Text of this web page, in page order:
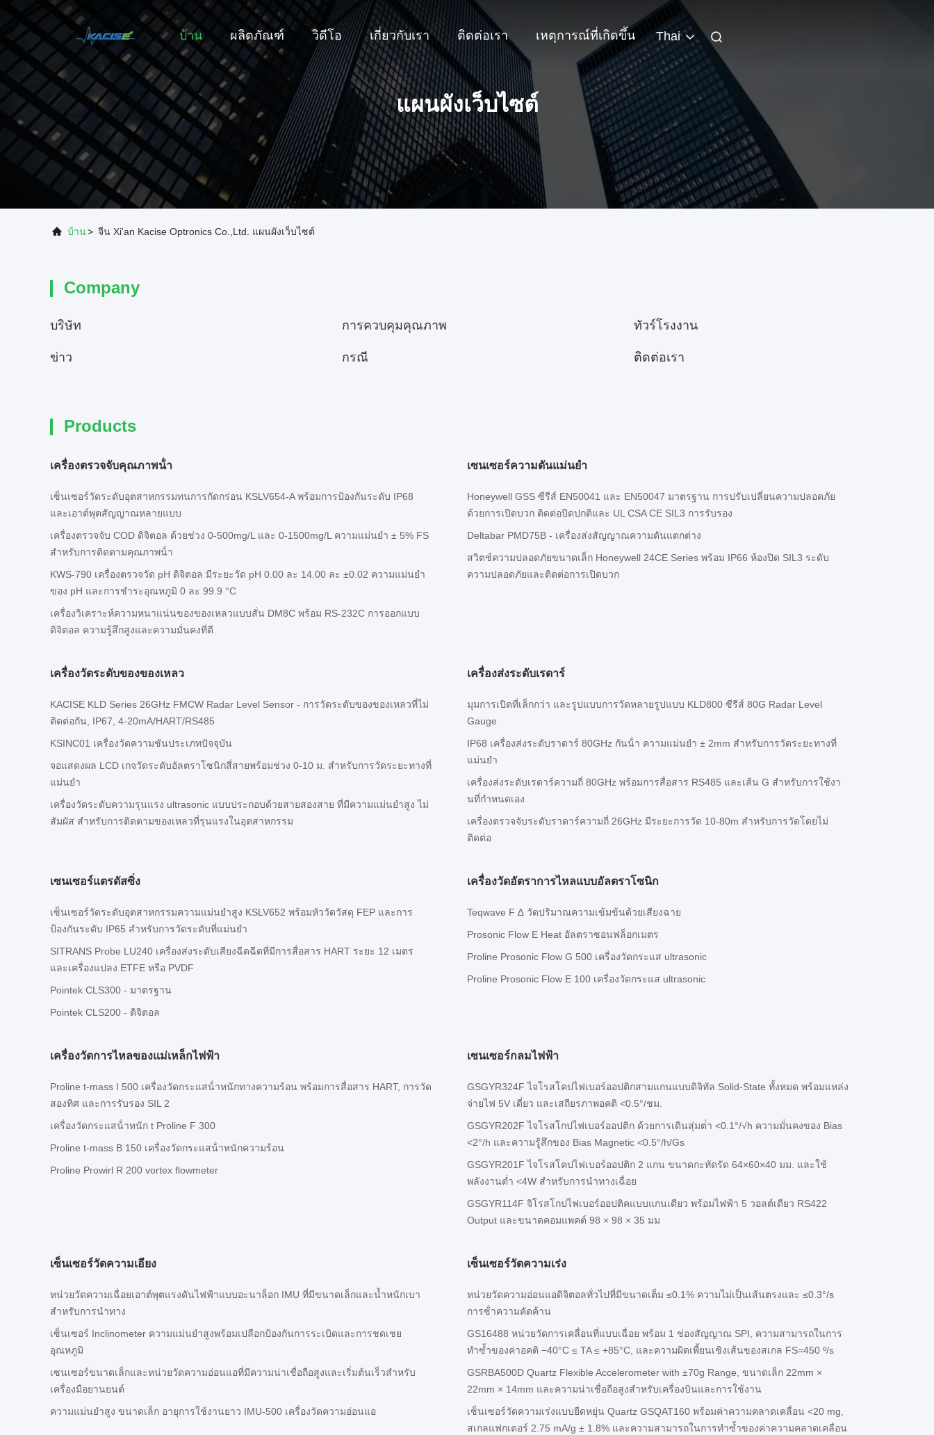
บ้าน ผลิตภัณฑ์ วิดีโอ เกี่ยวกับเรา ติดต่อเรา เหตุการณ์ที่เกิดขึ้น Thai
แผนผังเว็บไซต์
บ้าน> จีน Xi'an Kacise Optronics Co.,Ltd. แผนผังเว็บไซต์
Company
บริษัท การควบคุมคุณภาพ ทัวร์โรงงาน
ข่าว กรณี ติดต่อเรา
Products
เครื่องตรวจจับคุณภาพน้ํา
เซ็นเซอร์วัดระดับอุตสาหกรรมทนการกัดกร่อน KSLV654-A พร้อมการป้องกันระดับ IP68
และเอาต์พุตสัญญาณหลายแบบ
เครื่องตรวจจับ COD ดิจิตอล ด้วยช่วง 0-500mg/L และ 0-1500mg/L ความแม่นยํา ± 5% FS
สําหรับการติดตามคุณภาพน้ํา
KWS-790 เครื่องตรวจวัด pH ดิจิตอล มีระยะวัด pH 0.00 ละ 14.00 ละ ±0.02 ความแม่นยํา
ของ pH และการชําระอุณหภูมิ 0 ละ 99.9 °C
เครื่องวิเคราะห์ความหนาแน่นของของเหลวแบบสั่น DM8C พร้อม RS-232C การออกแบบ
ดิจิตอล ความรู้สึกสูงและความมั่นคงที่ดี
เซนเซอร์ความดันแม่นยํา
Honeywell GSS ซีรีส์ EN50041 และ EN50047 มาตรฐาน การปรับเปลี่ยนความปลอดภัย
ด้วยการเปิดบวก ติดต่อปิดปกติและ UL CSA CE SIL3 การรับรอง
Deltabar PMD75B - เครื่องส่งสัญญาณความดันแตกต่าง
สวิตช์ความปลอดภัยขนาดเล็ก Honeywell 24CE Series พร้อม IP66 ห้องปิด SIL3 ระดับ
ความปลอดภัยและติดต่อการเปิดบวก
เครื่องวัดระดับของของเหลว
KACISE KLD Series 26GHz FMCW Radar Level Sensor - การวัดระดับของของเหลวที่ไม่
ติดต่อกัน, IP67, 4-20mA/HART/RS485
KSINC01 เครื่องวัดความชันประเภทปัจจุบัน
จอแสดงผล LCD เกจวัดระดับอัลตราโซนิกสี่สายพร้อมช่วง 0-10 ม. สำหรับการวัดระยะทางที่
แม่นยำ
เครื่องวัดระดับความรุนแรง ultrasonic แบบประกอบด้วยสายสองสาย ที่มีความแม่นยําสูง ไม่
สัมผัส สําหรับการติดตามของเหลวที่รุนแรงในอุตสาหกรรม
เครื่องส่งระดับเรดาร์
มุมการเปิดที่เล็กกว่า และรูปแบบการวัดหลายรูปแบบ KLD800 ซีรีส์ 80G Radar Level
Gauge
IP68 เครื่องส่งระดับราดาร์ 80GHz กันน้ํา ความแม่นยํา ± 2mm สําหรับการวัดระยะทางที่
แม่นยํา
เครื่องส่งระดับเรดาร์ความถี่ 80GHz พร้อมการสื่อสาร RS485 และเส้น G สําหรับการใช้งา
นที่กําหนดเอง
เครื่องตรวจจับระดับราดาร์ความถี่ 26GHz มีระยะการวัด 10-80m สําหรับการวัดโดยไม่
ติดต่อ
เซนเซอร์แตรดัสซิ่ง
เซ็นเซอร์วัดระดับอุตสาหกรรมความแม่นยำสูง KSLV652 พร้อมหัววัดวัสดุ FEP และการ
ป้องกันระดับ IP65 สำหรับการวัดระดับที่แม่นยำ
SITRANS Probe LU240 เครื่องส่งระดับเสียงฉีดฉีดที่มีการสื่อสาร HART ระยะ 12 เมตร
และเครื่องแปลง ETFE หรือ PVDF
Pointek CLS300 - มาตรฐาน
Pointek CLS200 - ดิจิตอล
เครื่องวัดอัตราการไหลแบบอัลตราโซนิก
Teqwave F ∆ วัดปริมาณความเข้มข้นด้วยเสียงฉาย
Prosonic Flow E Heat อัลตราซอนฟล็อกเมตร
Proline Prosonic Flow G 500 เครื่องวัดกระแส ultrasonic
Proline Prosonic Flow E 100 เครื่องวัดกระแส ultrasonic
เครื่องวัดการไหลของแม่เหล็กไฟฟ้า
Proline t-mass I 500 เครื่องวัดกระแสน้ําหนักทางความร้อน พร้อมการสื่อสาร HART, การวัด
สองทิศ และการรับรอง SIL 2
เครื่องวัดกระแสน้ําหนัก t Proline F 300
Proline t-mass B 150 เครื่องวัดกระแสน้ําหนักความร้อน
Proline Prowirl R 200 vortex flowmeter
เซนเซอร์กลมไฟฟ้า
GSGYR324F ไจโรสโคปไฟเบอร์ออปติกสามแกนแบบดิจิทัล Solid-State ทั้งหมด พร้อมแหล่ง
จ่ายไฟ 5V เดี่ยว และเสถียรภาพอคติ <0.5°/ชม.
GSGYR202F ไจโรสโกปไฟเบอร์ออปติก ด้วยการเดินสุ่มต่ํา <0.1°/√h ความมั่นคงของ Bias
<2°/h และความรู้สึกของ Bias Magnetic <0.5°/h/Gs
GSGYR201F ไจโรสโคปไฟเบอร์ออปติก 2 แกน ขนาดกะทัดรัด 64×60×40 มม. และใช้
พลังงานต่ำ <4W สำหรับการนำทางเฉื่อย
GSGYR114F จิโรสโกปไฟเบอร์ออปติคแบบแกนเดียว พร้อมไฟฟ้า 5 วอลต์เดียว RS422
Output และขนาดคอมแพคต์ 98 × 98 × 35 มม
เซ็นเซอร์วัดความเอียง
หน่วยวัดความเฉื่อยเอาต์พุตแรงดันไฟฟ้าแบบอะนาล็อก IMU ที่มีขนาดเล็กและน้ำหนักเบา
สำหรับการนำทาง
เซ็นเซอร์ Inclinometer ความแม่นยำสูงพร้อมเปลือกป้องกันการระเบิดและการชดเชย
อุณหภูมิ
เซนเซอร์ขนาดเล็กและหน่วยวัดความอ่อนแอที่มีความน่าเชื่อถือสูงและเริ่มต้นเร็วสําหรับ
เครื่องมือยานยนต์
ความแม่นยําสูง ขนาดเล็ก อายุการใช้งานยาว IMU-500 เครื่องวัดความอ่อนแอ
เซ็นเซอร์วัดความเร่ง
หน่วยวัดความอ่อนแอดิจิตอลทั่วไปที่มีขนาดเต็ม ≤0.1% ความไม่เป็นเส้นตรงและ ≤0.3°/s
การซ้ําความคัดค้าน
GS16488 หน่วยวัดการเคลื่อนที่แบบเฉื่อย พร้อม 1 ช่องสัญญาณ SPI, ความสามารถในการ
ทำซ้ำของค่าอคติ −40°C ≤ TA ≤ +85°C, และความผิดเพี้ยนเชิงเส้นของสเกล FS=450 º/s
GSRBA500D Quartz Flexible Accelerometer with ±70g Range, ขนาดเล็ก 22mm ×
22mm × 14mm และความน่าเชื่อถือสูงสําหรับเครื่องบินและการใช้งาน
เซ็นเซอร์วัดความเร่งแบบยืดหยุ่น Quartz GSQAT160 พร้อมค่าความคลาดเคลื่อน <20 mg,
สเกลแฟกเตอร์ 2.75 mA/g ± 1.8% และความสามารถในการทำซ้ำของค่าความคลาดเคลื่อน